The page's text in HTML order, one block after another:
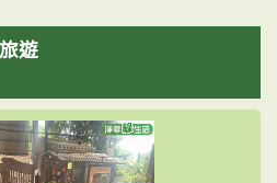
遊